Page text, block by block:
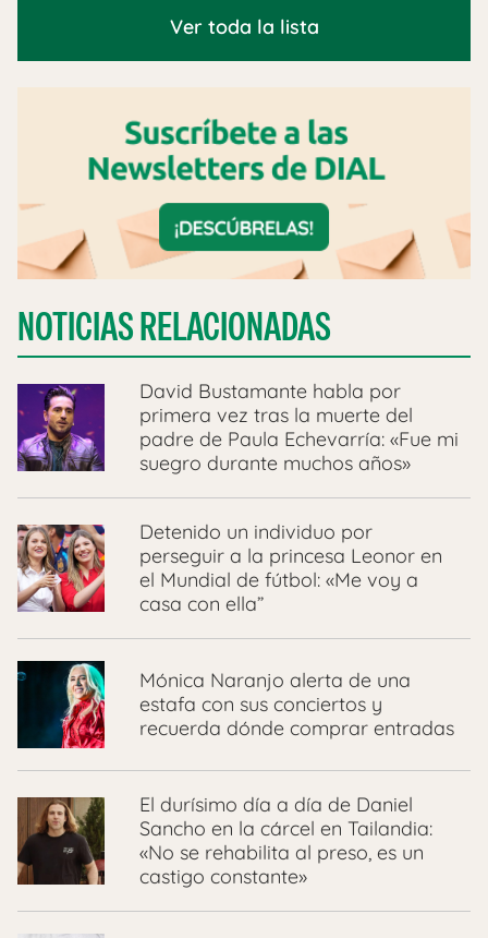
Ver toda la lista
NOTICIAS RELACIONADAS
David Bustamante habla por
primera vez tras la muerte del
padre de Paula Echevarría: «Fue mi
suegro durante muchos años»
Detenido un individuo por
perseguir a la princesa Leonor en
el Mundial de fútbol: «Me voy a
casa con ella”
Mónica Naranjo alerta de una
estafa con sus conciertos y
recuerda dónde comprar entradas
El durísimo día a día de Daniel
Sancho en la cárcel en Tailandia:
«No se rehabilita al preso, es un
castigo constante»